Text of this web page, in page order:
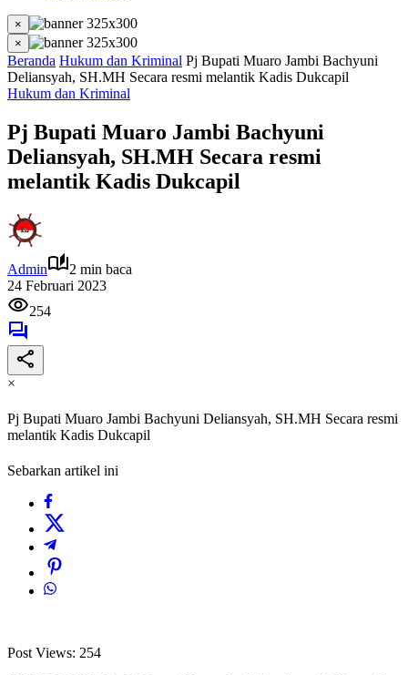
×
×
Beranda Hukum dan Kriminal Pj Bupati Muaro Jambi Bachyuni
Deliansyah, SH.MH Secara resmi melantik Kadis Dukcapil
Hukum dan Kriminal
Pj Bupati Muaro Jambi Bachyuni
Deliansyah, SH.MH Secara resmi
melantik Kadis Dukcapil
Admin
2 min baca
24 Februari 2023
254
×
Pj Bupati Muaro Jambi Bachyuni Deliansyah, SH.MH Secara resmi
melantik Kadis Dukcapil
Sebarkan artikel ini
Post Views: 254